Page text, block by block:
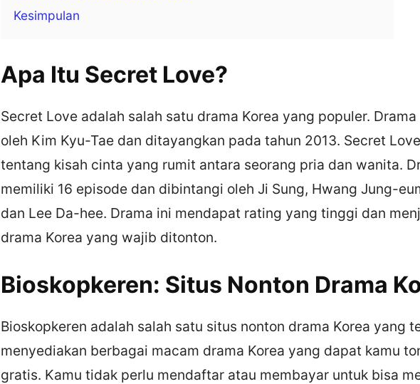
Kesimpulan
Apa Itu Secret Love?
Secret Love adalah salah satu drama Korea yang populer.
oleh Kim Kyu-Tae dan ditayangkan pada tahun 2013. Secret
tentang kisah cinta yang rumit antara seorang pria dan wanita.
memiliki 16 episode dan dibintangi oleh Ji Sung, Hwang Jung-
dan Lee Da-hee. Drama ini mendapat rating yang tinggi dan
drama Korea yang wajib ditonton.
Bioskopkeren: Situs Nonton Drama
Bioskopkeren adalah salah satu situs nonton drama Korea yang
menyediakan berbagai macam drama Korea yang dapat kamu
gratis. Kamu tidak perlu mendaftar atau membayar untuk bisa